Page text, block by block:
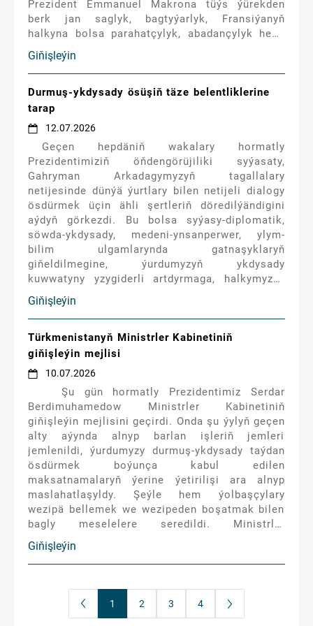
Prezident Emmanuel Makrona tüýs ýürekden
berk jan saglyk, bagtyýarlyk, Fransiýanyň
halkyna bolsa parahatçylyk, abadançylyk hem-
de rowaçlyk arzuw etdi.
Giňişleýin
Durmuş-ykdysady ösüşiň täze belentliklerine
tarap
12.07.2026
Geçen hepdäniň wakalary hormatly
Prezidentimiziň öňdengörüjiliki syýasaty,
Gahryman Arkadagymyzyň tagallalary
netijesinde dünýä ýurtlary bilen netijeli dialogy
ösdürmek üçin ähli şertleriň döredilýändigini
aýdyň görkezdi. Bu bolsa syýasy-diplomatik,
söwda-ykdysady, medeni-ynsanperwer, ylym-
bilim ulgamlarynda gatnaşyklaryň
giňeldilmegine, ýurdumyzyň ykdysady
kuwwatyny yzygiderli artdyrmaga, halkymyzyň
ýaşaýyş-durmuş derejesini mundan beýläk-de
ýokarlandyrmaga ýardam edýär.
Giňişleýin
Türkmenistanyň Ministrler Kabinetiniň
giňişleýin mejlisi
10.07.2026
Şu gün hormatly Prezidentimiz Serdar
Berdimuhamedow Ministrler Kabinetiniň
giňişleýin mejlisini geçirdi. Onda şu ýylyň geçen
alty aýynda alnyp barlan işleriň jemleri
jemlenildi, ýurdumyzy durmuş-ykdysady taýdan
ösdürmek boýunça kabul edilen
maksatnamalaryň ýerine ýetirilişi ara alnyp
maslahatlaşyldy. Şeýle hem ýolbaşçylary
wezipä bellemek we wezipeden boşatmak bilen
bagly meselelere seredildi. Ministrler
Kabinetiniň Başlygynyň orunbasarlarynyň, käbir
ýolbaşçylaryň, welaýatlaryň häkimleriniň
hasabatlary diňlenildi. Hökümet mejlisine
howpsuzlyk geňeşiniň agzalary, welaýatlaryň,
Aşgabat, Arkadag şäherleriniň häkimleri, ýokary
Giňişleýin
1 2 3 4